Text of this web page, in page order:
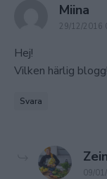
Miina
29/12/2016
Hej!
Vilken härlig
Svara
09/